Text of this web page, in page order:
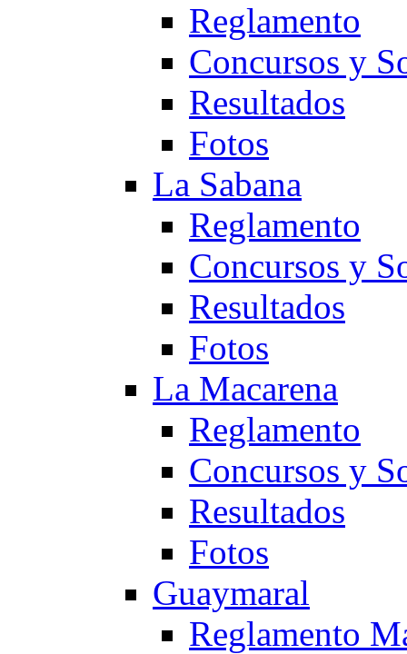
Reglamento
Concursos y
Resultados
Fotos
La Sabana
Reglamento
Concursos y
Resultados
Fotos
La Macarena
Reglamento
Concursos y
Resultados
Fotos
Guaymaral
Reglamento